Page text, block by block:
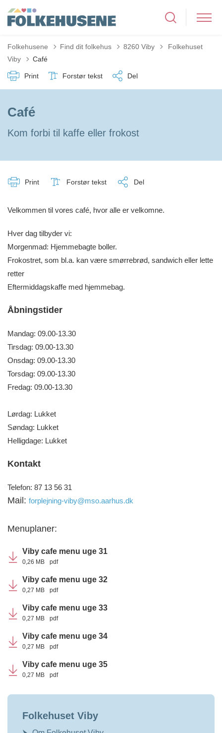
Folkehusene Find dit folkehus 8260 Viby Tilbage til
Folkehuset
Viby
Café
Print Forstør tekst Del
Café
Kom forbi til kaffe eller frokost
Print Forstør tekst Del
Velkommen til vores café, hvor alle er velkomne.
Hver dag tilbyder vi:
Morgenmad: Hjemmebagte boller.
Frokostret, som bl.a. kan være smørrebrød, sandwich eller lette
retter
Eftermiddagskaffe med hjemmebag.
Åbningstider
Mandag: 09.00-13.30
Tirsdag: 09.00-13.30
Onsdag: 09.00-13.30
Torsdag: 09.00-13.30
Fredag: 09.00-13.30
Lørdag: Lukket
Søndag: Lukket
Helligdage: Lukket
Kontakt
Telefon: 87 13 56 31
Mail: forplejning-viby@mso.aarhus.dk
Menuplaner:
Viby cafe menu uge 31
0,26 MB pdf
Viby cafe menu uge 32
0,27 MB pdf
Viby cafe menu uge 33
0,27 MB pdf
Viby cafe menu uge 34
0,27 MB pdf
Viby cafe menu uge 35
0,27 MB pdf
Folkehuset Viby